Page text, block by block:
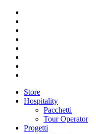
Store
Hospitality
Pacchetti
Tour Operator
Progetti